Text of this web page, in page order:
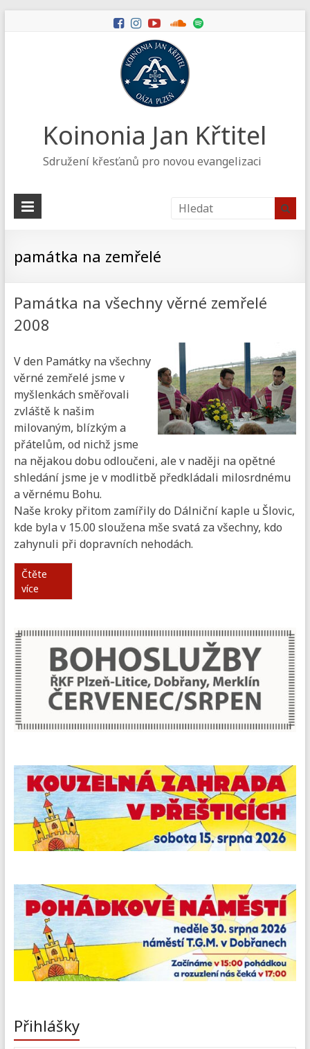
Koinonia Jan Křtitel
Sdružení křesťanů pro novou evangelizaci
památka na zemřelé
Památka na všechny věrné zemřelé
2008
V den Památky na všechny
věrné zemřelé jsme v
myšlenkách směřovali
zvláště k našim
milovaným, blízkým a
přátelům, od nichž jsme
na nějakou dobu odloučeni, ale v naději na opětné
shledání jsme je v modlitbě předkládali milosrdnému
a věrnému Bohu.
Naše kroky přitom zamířily do Dálniční kaple u Šlovic,
kde byla v 15.00 sloužena mše svatá za všechny, kdo
zahynuli při dopravních nehodách.
Čtěte
více
Přihlášky